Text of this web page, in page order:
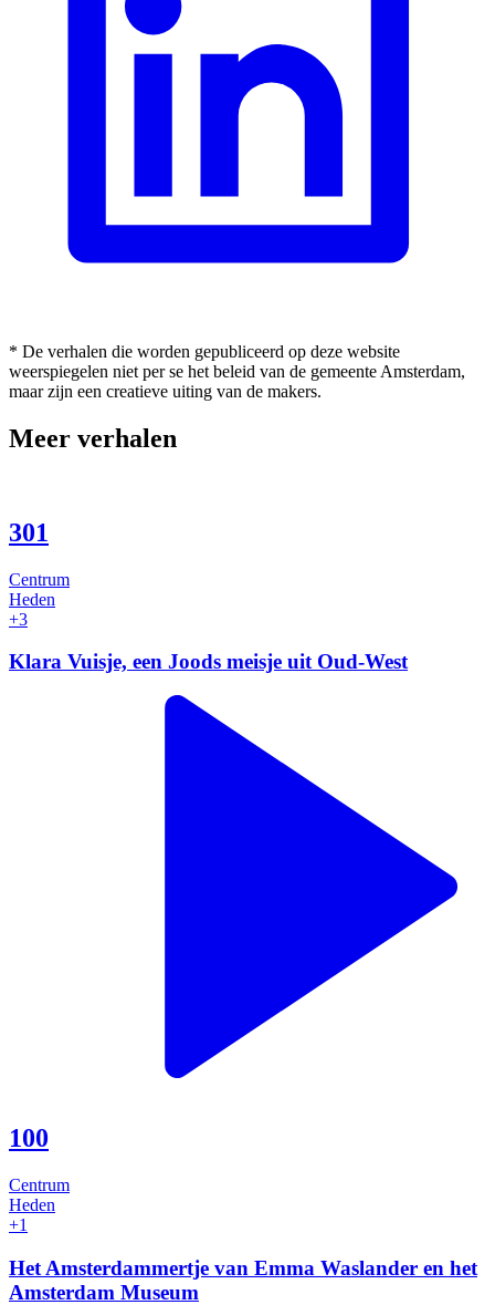
* De verhalen die worden gepubliceerd op deze website
weerspiegelen niet per se het beleid van de gemeente Amsterdam,
maar zijn een creatieve uiting van de makers.
Meer verhalen
301
Centrum
Heden
+3
Klara Vuisje, een Joods meisje uit Oud-West
100
Centrum
Heden
+1
Het Amsterdammertje van Emma Waslander en het
Amsterdam Museum